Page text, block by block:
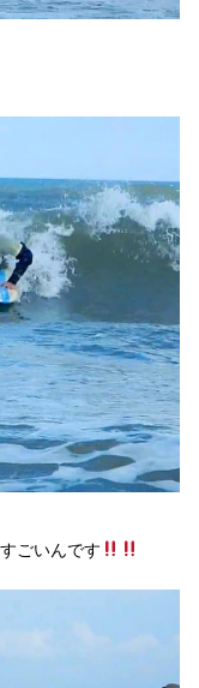
ごいんです